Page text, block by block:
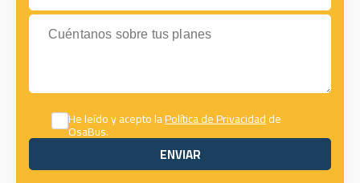
Cuéntanos sobre tus planes
He leído y acepto laPolítica de Privacidadde
OsaBus.
ENVIAR
ENVIAR